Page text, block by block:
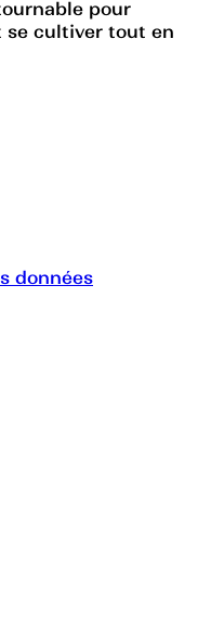
pour
se cultiver tout en
données